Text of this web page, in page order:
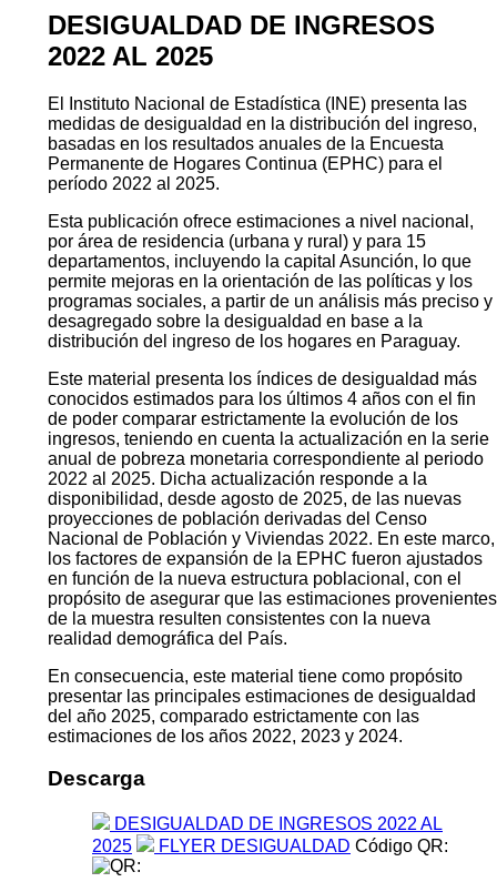
DESIGUALDAD DE INGRESOS
2022 AL 2025
El Instituto Nacional de Estadística (INE) presenta las
medidas de desigualdad en la distribución del ingreso,
basadas en los resultados anuales de la Encuesta
Permanente de Hogares Continua (EPHC) para el
período 2022 al 2025.
Esta publicación ofrece estimaciones a nivel nacional,
por área de residencia (urbana y rural) y para 15
departamentos, incluyendo la capital Asunción, lo que
permite mejoras en la orientación de las políticas y los
programas sociales, a partir de un análisis más preciso y
desagregado sobre la desigualdad en base a la
distribución del ingreso de los hogares en Paraguay.
Este material presenta los índices de desigualdad más
conocidos estimados para los últimos 4 años con el fin
de poder comparar estrictamente la evolución de los
ingresos, teniendo en cuenta la actualización en la serie
anual de pobreza monetaria correspondiente al periodo
2022 al 2025. Dicha actualización responde a la
disponibilidad, desde agosto de 2025, de las nuevas
proyecciones de población derivadas del Censo
Nacional de Población y Viviendas 2022. En este marco,
los factores de expansión de la EPHC fueron ajustados
en función de la nueva estructura poblacional, con el
propósito de asegurar que las estimaciones provenientes
de la muestra resulten consistentes con la nueva
realidad demográfica del País.
En consecuencia, este material tiene como propósito
presentar las principales estimaciones de desigualdad
del año 2025, comparado estrictamente con las
estimaciones de los años 2022, 2023 y 2024.
Descarga
DESIGUALDAD DE INGRESOS 2022 AL
2025
FLYER DESIGUALDAD Código QR: